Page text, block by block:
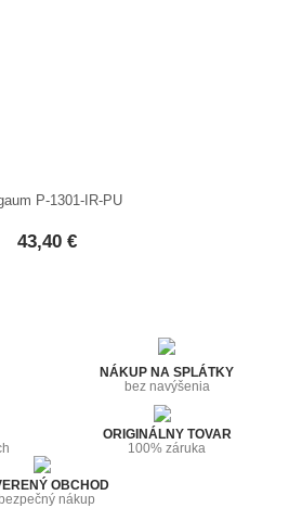
P-1301-IR-PU
43,40 €
NÁKUP NA SPLÁTKY
bez navýšenia
ORIGINÁLNY TOVAR
100% záruka
OBCHOD
bezpečný nákup